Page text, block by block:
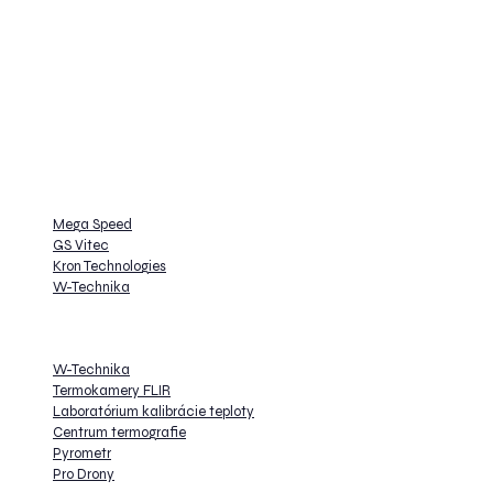
Mega Speed
GS Vitec
Kron Technologies
W-Technika
W-Technika
Termokamery FLIR
Laboratórium kalibrácie teploty
Centrum termografie
Pyrometr
Pro Drony